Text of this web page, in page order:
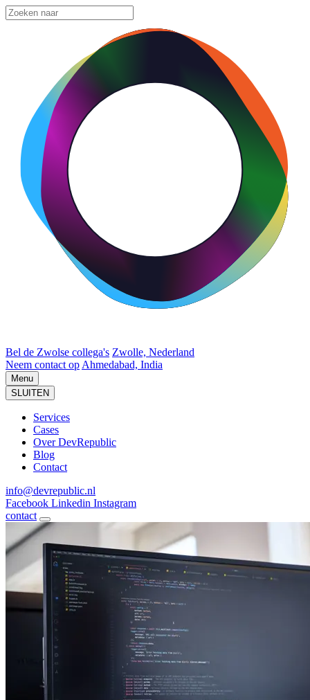
Bel de Zwolse collega's Zwolle, Nederland
Neem contact op Ahmedabad, India
Menu
SLUITEN
Services
Cases
Over DevRepublic
Blog
Contact
info@devrepublic.nl
Facebook Linkedin Instagram
contact